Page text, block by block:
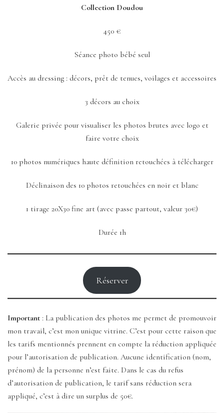
Collection Doudou
450 €
Séance photo bébé seul
Accès au dressing : décors, prêt de tenues, voilages et accessoires
3 décors au choix
Galerie privée pour visualiser les photos brutes avec logo et
faire votre choix
10 photos numériques haute définition retouchées à télécharger
Déclinaison des 10 photos retouchées en noir et blanc
1 tirage 20X30 fine art (avec passe partout, valeur 30€)
Durée 1h
Réserver
Important : La publication des photos me permet de promouvoir
mon travail, c’est mon unique vitrine. C’est pour cette raison que
les tarifs mentionnés prennent en compte la réduction appliquée
pour l’autorisation de publication. Aucune identification (nom,
prénom) de la personne n’est faite. Dans le cas du refus
d’autorisation de publication, le tarif sans réduction sera
appliqué, c’est à dire un surplus de 50€.